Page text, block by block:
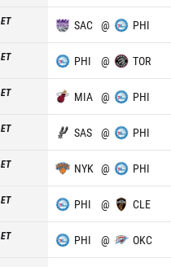
ET SAC @ PHI
ET PHI @ TOR
ET MIA @ PHI
ET SAS @ PHI
ET NYK @ PHI
ET PHI @ CLE
ET PHI @ OKC